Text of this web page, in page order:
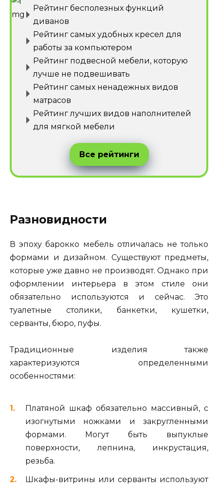
Рейтинг бесполезных функций
диванов
Рейтинг самых удобных кресел для
работы за компьютером
Рейтинг подвесной мебели, которую
лучше не подвешивать
Рейтинг самых ненадежных видов
матрасов
Рейтинг лучших видов наполнителей
для мягкой мебели
Все рейтинги
Разновидности
В эпоху барокко мебель отличалась не только
формами и дизайном. Существуют предметы,
которые уже давно не производят. Однако при
оформлении интерьера в этом стиле они
обязательно используются и сейчас. Это
туалетные столики, банкетки, кушетки,
серванты, бюро, пуфы.
Традиционные изделия также
характеризуются определенными
особенностями:
Платяной шкаф обязательно массивный, с
изогнутыми ножками и закругленными
формами. Могут быть выпуклые
поверхности, лепнина, инкрустация,
резьба.
Шкафы-витрины или серванты используют